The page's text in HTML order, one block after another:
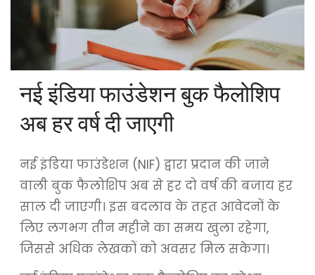
नई इंडिया फाउंडेशन बुक फैलोशिप
अब हर वर्ष दी जाएगी
नई इंडिया फाउंडेशन (NIF) द्वारा प्रदान की जाने
वाली बुक फैलोशिप अब से हर दो वर्ष की बजाय हर
साल दी जाएगी। इस बदलाव के तहत आवेदनों के
लिए लगभग तीन महीने का समय खुला रहेगा,
जिससे अधिक लेखकों को अवसर मिल सकेगा।